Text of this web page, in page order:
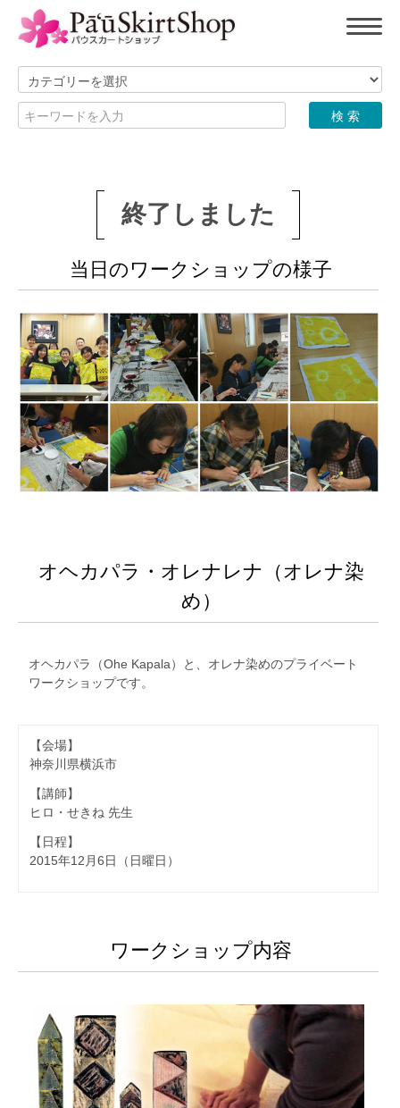
終了しました
当日のワークショップの様子
オヘカパラ・オレナレナ（オレナ染
め）
オヘカパラ（Ohe Kapala）と、オレナ染めのプライベート
ワークショップです。
【会場】
神奈川県横浜市
【講師】
ヒロ・せきね 先生
【日程】
2015年12月6日（日曜日）
ワークショップ内容